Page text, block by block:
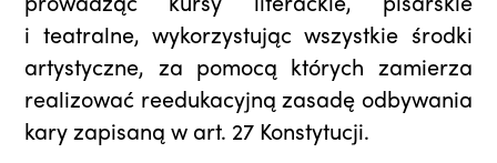
i teatralne, wykorzystując wszystkie środki
artystyczne, za pomocą których zamierza
realizować reedukacyjną zasadę odbywania
kary zapisaną w art. 27 Konstytucji.